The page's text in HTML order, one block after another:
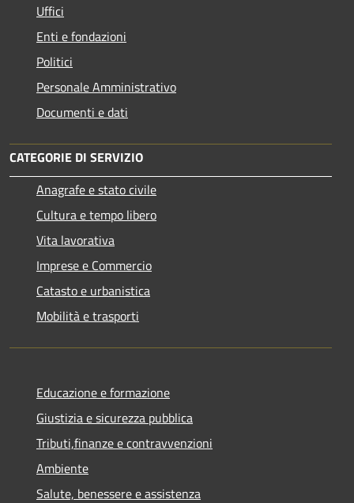
Uffici
Enti e fondazioni
Politici
Personale Amministrativo
Documenti e dati
CATEGORIE DI SERVIZIO
Anagrafe e stato civile
Cultura e tempo libero
Vita lavorativa
Imprese e Commercio
Catasto e urbanistica
Mobilità e trasporti
Educazione e formazione
Giustizia e sicurezza pubblica
Tributi,finanze e contravvenzioni
Ambiente
Salute, benessere e assistenza